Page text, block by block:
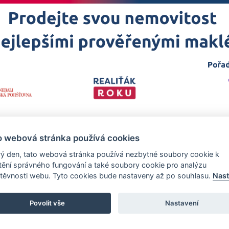
Stránky vytvořeny v iD-SIGN
Promotion, s.r.o., se sídlem Na Folimance 2155/15, 120 00, Praha 2 –
vedeném Městským soudem v Praze, oddíl C, vložka 314803.
webová stránka používá cookies
den, tato webová stránka používá nezbytné soubory cookie k
správného fungování a také soubory cookie pro analýzu
webu. Tyto cookies bude nastaveny až po souhlasu.
Povolit vše Nastavení